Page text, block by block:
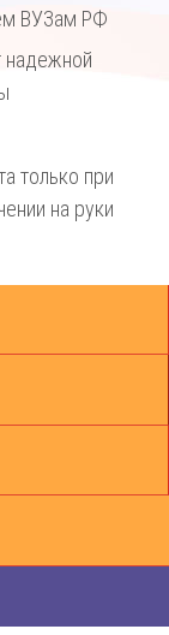
ВУЗам РФ
надежной
только при
на руки